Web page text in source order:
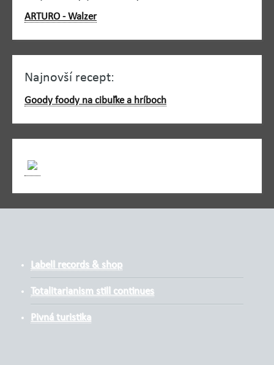
ARTURO - Walzer
Najnovší recept:
Goody foody na cibuľke a hríboch
Labell records & shop
Totalitarianism still continues
Pivná turistika